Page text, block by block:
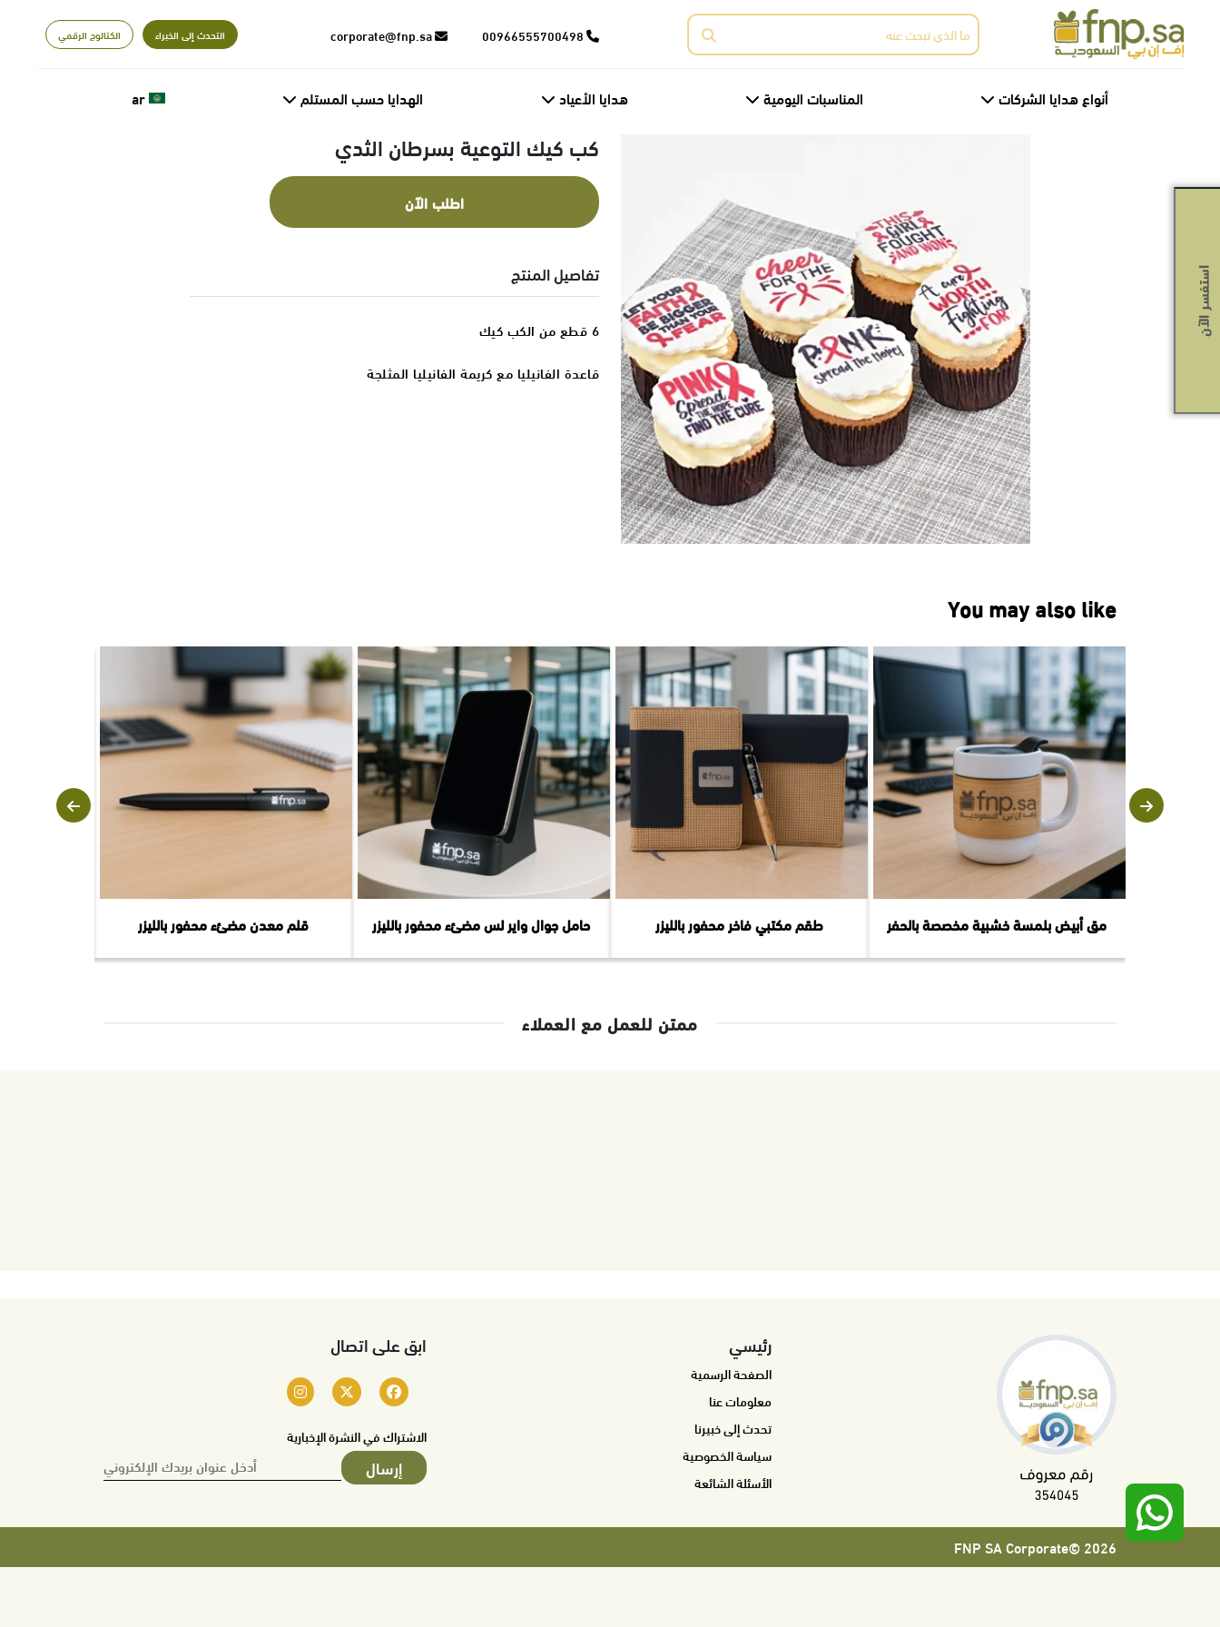
استفسر الآن
البحث
عن:
التحدث إلى الخبراء الكتالوج الرقمي
أنواع هدايا الشركات المناسبات اليومية هدايا الأعياد الهدايا حسب المستلم ar
كب كيك التوعية بسرطان الثدي
اطلب الآن
تفاصيل المنتج
6 قطع من الكب كيك
قاعدة الفانيليا مع كريمة الفانيليا المثلجة
You may also like
مق أبيض بلمسة خشبية مخصصة بالحفر طقم مكتبي فاخر محفور بالليزر حامل جوال واير لس مضئء محفور بالليزر قلم معدن مضئء محفور بالليزر
ممتن للعمل مع العملاء
رئيسي
الصفحة الرسمية
معلومات عنا
تحدث إلى خبيرنا
سياسة الخصوصية
الأسئلة الشائعة
ابق على اتصال
الاشتراك في النشرة الإخبارية
2026 ©FNP SA Corporate